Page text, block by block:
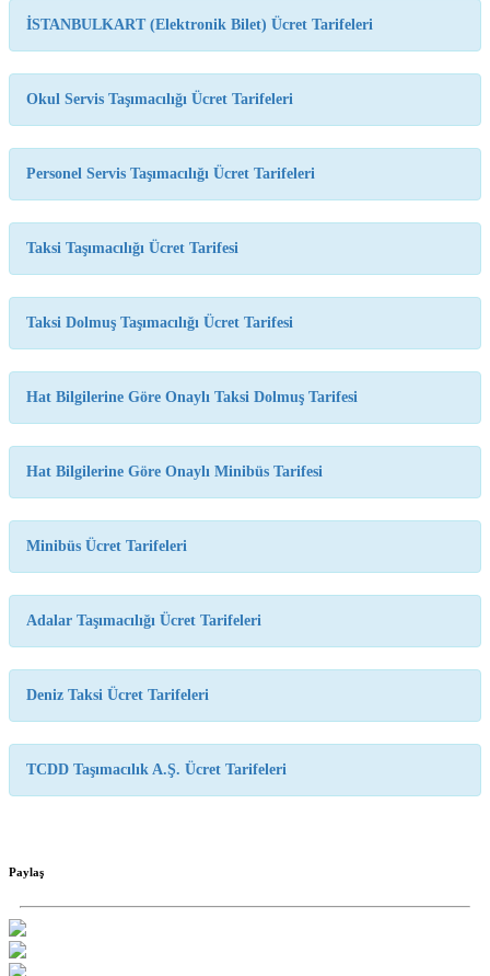
Bizim"
temasıyla
17 Temmuz
tarihleri
arasında çeşitli
noktalarda
düzenlenecek.
İSTANBULKART (Elektronik Bilet) Ücret Tarifeleri
Okul Servis Taşımacılığı Ücret Tarifeleri
Personel Servis Taşımacılığı Ücret Tarifeleri
Taksi Taşımacılığı Ücret Tarifesi
Taksi Dolmuş Taşımacılığı Ücret Tarifesi
Hat Bilgilerine Göre Onaylı Taksi Dolmuş Tarifesi
Hat Bilgilerine Göre Onaylı Minibüs Tarifesi
Minibüs Ücret Tarifeleri
Adalar Taşımacılığı Ücret Tarifeleri
Deniz Taksi Ücret Tarifeleri
TCDD Taşımacılık A.Ş. Ücret Tarifeleri
Paylaş